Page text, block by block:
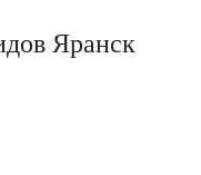
Яранск